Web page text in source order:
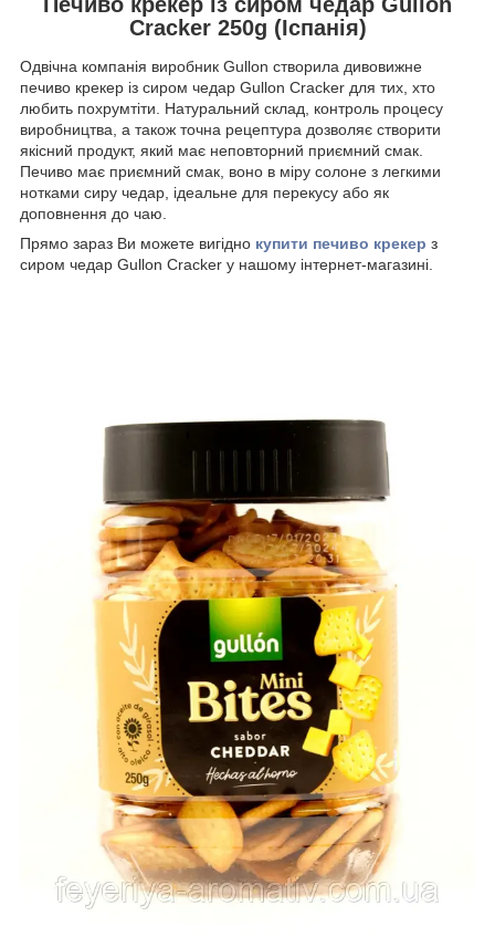
Cracker 250g (Іспанія)
Одвічна компанія виробник Gullon створила дивовижне
печиво крекер із сиром чедар Gullon Cracker для тих, хто
любить похрумтіти. Натуральний склад, контроль процесу
виробництва, а також точна рецептура дозволяє створити
якісний продукт, який має неповторний приємний смак.
Печиво має приємний смак, воно в міру солоне з легкими
нотками сиру чедар, ідеальне для перекусу або як
доповнення до чаю.
Прямо зараз Ви можете вигідно купити печиво крекер з
сиром чедар Gullon Cracker у нашому інтернет-магазині.